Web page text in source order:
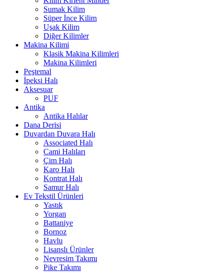
Sumak Kilim
Süper İnce Kilim
Uşak Kilim
Diğer Kilimler
Makina Kilimi
Klasik Makina Kilimleri
Makina Kilimleri
Peştemal
İpeksi Halı
Aksesuar
PUF
Antika
Antika Halılar
Dana Derisi
Duvardan Duvara Halı
Associated Halı
Cami Halıları
Çim Halı
Karo Halı
Kontrat Halı
Samur Halı
Ev Tekstil Ürünleri
Yastık
Yorgan
Battaniye
Bornoz
Havlu
Lisanslı Ürünler
Nevresim Takımı
Pike Takımı